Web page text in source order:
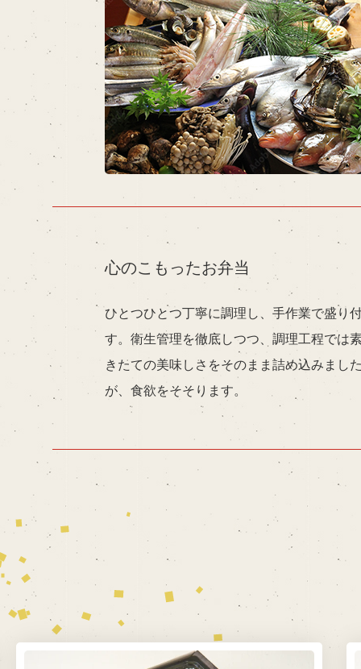
心のこもったお弁当
ひとつひとつ丁寧に調理し、手作業で盛り
す。衛生管理を徹底しつつ、調理工程では
きたての美味しさをそのまま詰め込みまし
が、食欲をそそります。